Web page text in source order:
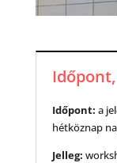
Időpont: a
hétköznap
Jelleg: